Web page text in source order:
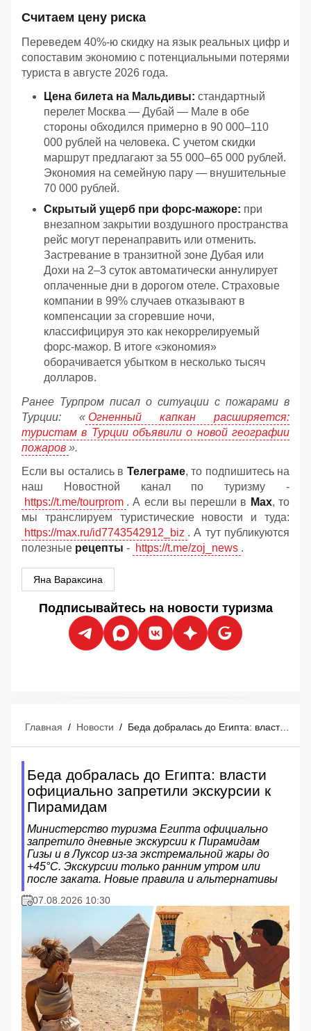
Считаем цену риска
Переведем 40%-ю скидку на язык реальных цифр и
сопоставим экономию с потенциальными потерями
туриста в августе 2026 года.
Цена билета на Мальдивы: стандартный
перелет Москва — Дубай — Мале в обе
стороны обходился примерно в 90 000–110
000 рублей на человека. С учетом скидки
маршрут предлагают за 55 000–65 000 рублей.
Экономия на семейную пару — внушительные
70 000 рублей.
Скрытый ущерб при форс-мажоре: при
внезапном закрытии воздушного пространства
рейс могут перенаправить или отменить.
Застревание в транзитной зоне Дубая или
Дохи на 2–3 суток автоматически аннулирует
оплаченные дни в дорогом отеле. Страховые
компании в 99% случаев отказывают в
компенсации за сгоревшие ночи,
классифицируя это как некоррелируемый
форс-мажор. В итоге «экономия»
оборачивается убытком в несколько тысяч
долларов.
Ранее Турпром писал о ситуации с пожарами в
Турции: « Огненный капкан расширяется:
туристам в Турции объявили о новой географии
пожаров ».
Если вы остались в Телеграме, то подпишитесь на
наш Новостной канал по туризму -
https://t.me/tourprom . А если вы перешли в Мах, то
мы транслируем туристические новости и туда:
https://max.ru/id7743542912_biz . А тут публикуются
полезные рецепты - https://t.me/zoj_news .
Яна Вараксина
Подписывайтесь на новости туризма
Главная / Новости / Беда добралась до Египта: власти официально запретили экскурсии к Пирамидам
Беда добралась до Египта: власти
официально запретили экскурсии к
Пирамидам
Министерство туризма Египта официально
запретило дневные экскурсии к Пирамидам
Гизы и в Луксор из-за экстремальной жары до
+45°C. Экскурсии только ранним утром или
после заката. Новые правила и альтернативы
07.08.2026 10:30